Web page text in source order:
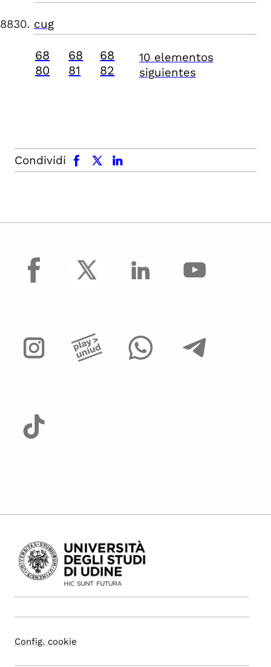
cug
68
80
68
81
68
82
10 elementos
siguientes
Condividi
facebook x.com linkedin
facebook
Config. cookie